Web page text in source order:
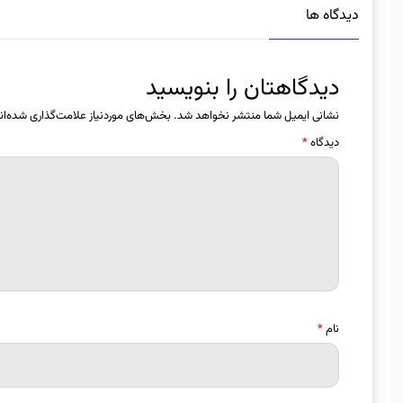
دیدگاه ها
دیدگاهتان را بنویسید
نشانی ایمیل شما منتشر نخواهد شد. بخش‌های موردنیاز علامت‌گذاری
دیدگاه*
نام*